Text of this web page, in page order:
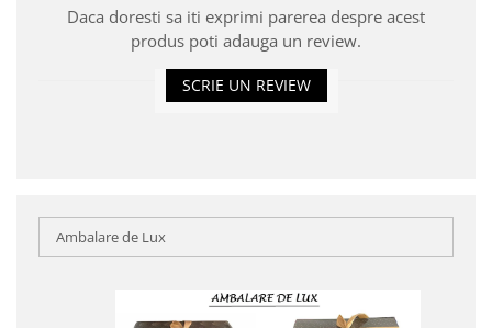
Daca doresti sa iti exprimi parerea despre acest
produs poti adauga un review.
SCRIE UN REVIEW
Ambalare de Lux